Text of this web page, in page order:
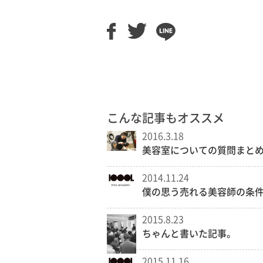
こんな記事もオススメ
2016.3.18
美容室についての質問まと
2014.11.24
僕の思う売れる美容師の条
2015.8.23
ちゃんと書いた記事。